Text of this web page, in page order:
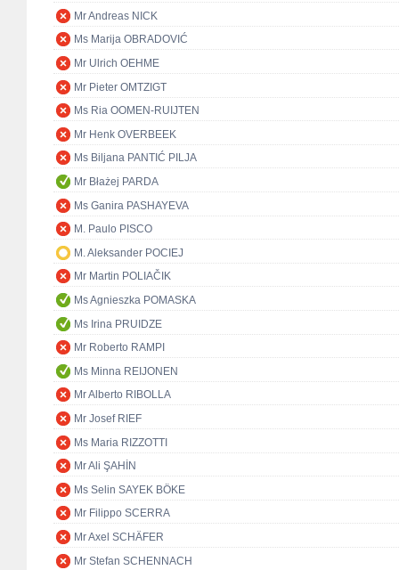
Mr Andreas NICK
Ms Marija OBRADOVIĆ
Mr Ulrich OEHME
Mr Pieter OMTZIGT
Ms Ria OOMEN-RUIJTEN
Mr Henk OVERBEEK
Ms Biljana PANTIĆ PILJA
Mr Błażej PARDA
Ms Ganira PASHAYEVA
M. Paulo PISCO
M. Aleksander POCIEJ
Mr Martin POLIAČIK
Ms Agnieszka POMASKA
Ms Irina PRUIDZE
Mr Roberto RAMPI
Ms Minna REIJONEN
Mr Alberto RIBOLLA
Mr Josef RIEF
Ms Maria RIZZOTTI
Mr Ali ŞAHİN
Ms Selin SAYEK BÖKE
Mr Filippo SCERRA
Mr Axel SCHÄFER
Mr Stefan SCHENNACH